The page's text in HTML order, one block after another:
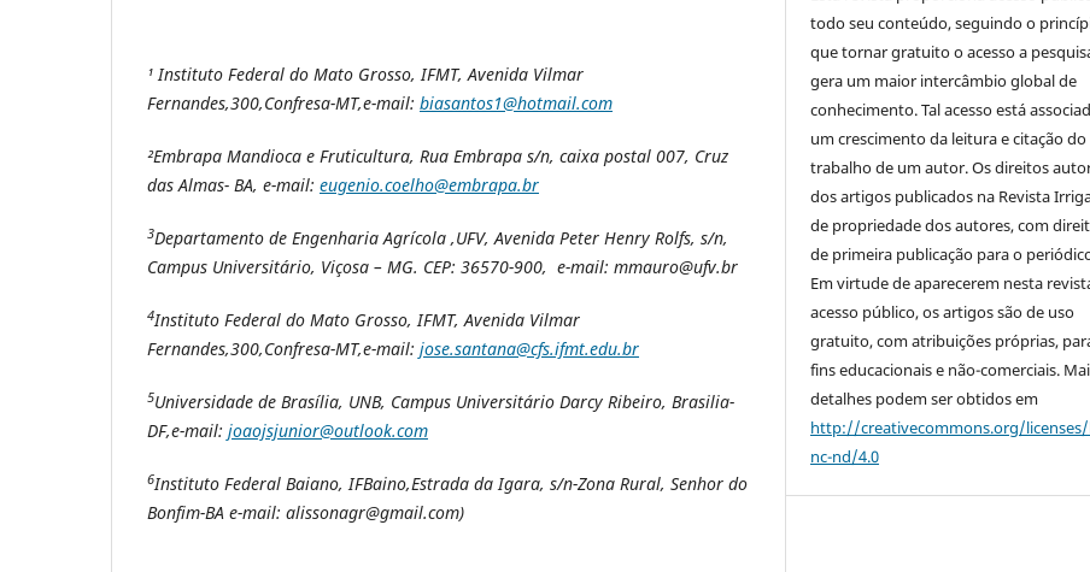
¹Instituto Federal do Mato Grosso, IFMT, Avenida Vilmar
Fernandes,300,Confresa-MT,e-mail: biasantos1@hotmail.com
²Embrapa Mandioca e Fruticultura, Rua Embrapa s/n, caixa postal 007, Cruz
das Almas- BA, e-mail: eugenio.coelho@embrapa.br
3Departamento de Engenharia Agrícola ,UFV, Avenida Peter Henry Rolfs, s/n,
Campus Universitário, Viçosa – MG. CEP: 36570-900, e-mail: mmauro@ufv.br
4Instituto Federal do Mato Grosso, IFMT, Avenida Vilmar
Fernandes,300,Confresa-MT,e-mail: jose.santana@cfs.ifmt.edu.br
5Universidade de Brasília, UNB, Campus Universitário Darcy Ribeiro, Brasilia-
DF,e-mail: joaojsjunior@outlook.com
6Instituto Federal Baiano, IFBaino,Estrada da Igara, s/n-Zona Rural, Senhor do
Bonfim-BA e-mail: alissonagr@gmail.com)
todo seu conteúdo, seguindo o
que tornar gratuito o acesso a
gera um maior intercâmbio global de
conhecimento. Tal acesso está
um crescimento da leitura e citação do
trabalho de um autor. Os direitos
dos artigos publicados na Revista
de propriedade dos autores, com
de primeira publicação para o
Em virtude de aparecerem nesta
acesso público, os artigos são de uso
gratuito, com atribuições próprias,
fins educacionais e não-comerciais.
detalhes podem ser obtidos em
http://creativecommons.org/
nc-nd/4.0